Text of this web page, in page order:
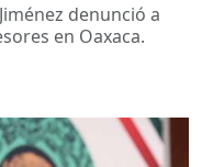
denunció a
en Oaxaca.